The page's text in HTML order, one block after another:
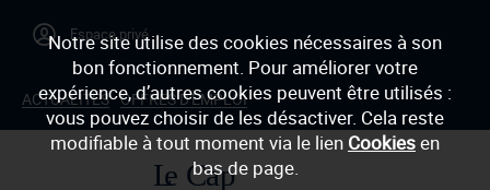
Notre site utilise des cookies nécessaires à son
bon fonctionnement. Pour améliorer votre
expérience, d’autres cookies peuvent être utilisés :
vous pouvez choisir de les désactiver. Cela reste
modifiable à tout moment via le lien Cookiesen
bas de page.
ACTUALITÉS OFFRES D'EMPLOI